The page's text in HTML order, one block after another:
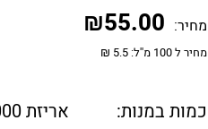
מחיר: ₪55.00
מחיר ל 100 מ''ל: 5.5 ₪
כמות במנות: אריזת 1000 מ"ל